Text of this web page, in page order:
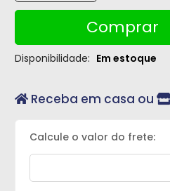
Comprar
Disponibilidade: Em estoque
Receba em casa ou